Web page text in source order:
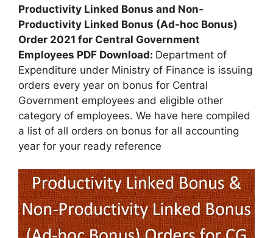
Productivity Linked Bonus and Non-
Productivity Linked Bonus (Ad-hoc Bonus)
Order 2021 for Central Government
Employees PDF Download: Department of
Expenditure under Ministry of Finance is issuing
orders every year on bonus for Central
Government employees and eligible other
category of employees. We have here compiled
a list of all orders on bonus for all accounting
year for your ready reference